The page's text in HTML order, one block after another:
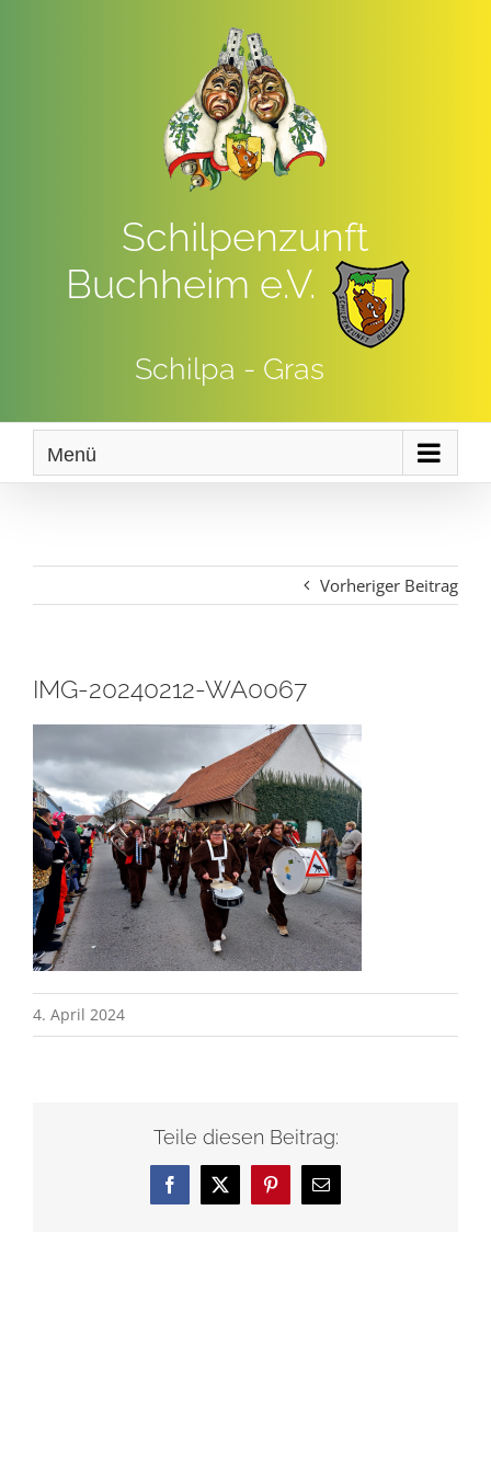
Schilpenzunft
Buchheim e.V.
Schilpa - Gras
Menü
Vorheriger Beitrag
IMG-20240212-WA0067
4. April 2024
Teile diesen Beitrag:
Facebook
X Pinterest
E-
Mail